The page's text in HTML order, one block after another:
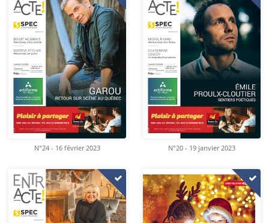
N°24 - 16 février 2023 N°20 - 19 janvier 2023